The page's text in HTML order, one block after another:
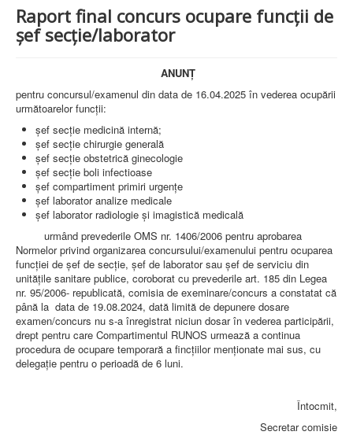
STRUCTURA SPITALULUI
SECŢIA OBSTETRICĂ GINECOLOGIE
SECŢIA CHIRURGIE
SECŢIA MEDICINĂ INTERNĂ
COMPARTIMENT PEDIATRIE
COMPARTIMENTUL DE PRIMIRE URGENȚE (CPU)
LABORATOARE
LABORATOR DE ANALIZE MEDICALE
LABORATOR DE RADIOLOGIE ŞI IMAGISTICĂ
MEDICALĂ
BLOC STERILIZARE
APARAT FUNCŢIONAL
DISPENSAR DE PNEUMOFTIZIOLOGIE (TBC)
AMBULATORIU INTEGRAT
CABINET PNEUMOLGIE
AMBULATOR BOLI INFECŢIOASE
AMBULATOR OBSTETRICĂ GINECOLOGIE
AMBULATOR CHIRURGIE
AMBULATOR ORTOPEDIE ȘI TRAUMATOLOGIE
AMBULATOR MEDICINĂ INTERNĂ
AMBULATOR NEUROLOGIE
AMBULATOR PEDIATRIE
AMBULATOR ÎNGRIJIRI PALIATIVE
MANAGEMENT
Raport final concurs ocupare funcții de
șef secție/laborator
ANUNȚ
pentru concursul/examenul din data de 16.04.2025 în vederea ocupării
următoarelor funcţii:
şef secţie medicină internă;
şef secţie chirurgie generală
şef secţie obstetrică ginecologie
şef secţie boli infectioase
șef compartiment primiri urgențe
şef laborator analize medicale
şef laborator radiologie şi imagistică medicală
urmând prevederile OMS nr. 1406/2006 pentru aprobarea
Normelor privind organizarea concursului/examenului pentru ocuparea
funcţiei de şef de secţie, şef de laborator sau şef de serviciu din
unităţile sanitare publice, coroborat cu prevederile art. 185 din Legea
nr. 95/2006- republicată, comisia de exeminare/concurs a constatat că
până la data de 19.08.2024, dată limită de depunere dosare
examen/concurs nu s-a înregistrat niciun dosar în vederea participării,
drept pentru care Compartimentul RUNOS urmează a continua
procedura de ocupare temporară a fincţiilor menţionate mai sus, cu
delegaţie pentru o perioadă de 6 luni.
Întocmit,
Secretar comisie